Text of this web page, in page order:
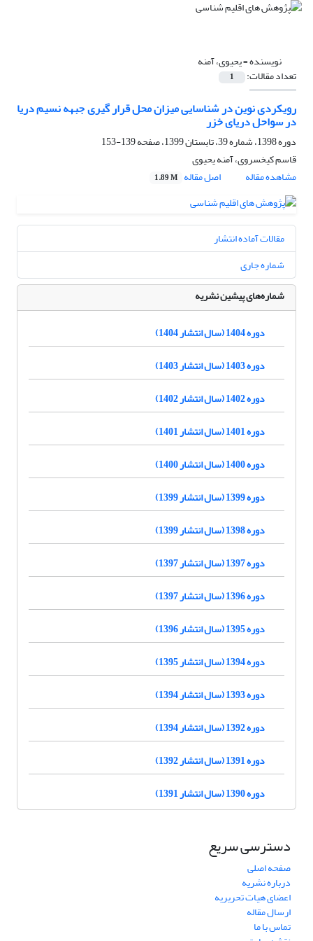
نویسنده =یحیوی، آمنه
تعداد مقالات: 1
رویکردی نوین در شناسایی میزان محل قرار گیری جبهه نسیم دریا
در سواحل دریای خزر
دوره 1398، شماره 39، تابستان 1399، صفحه
139-153
قاسم کیخسروی، آمنه یحیوی
مشاهده مقاله
اصل مقاله 1.89 M
مقالات آماده انتشار
شماره جاری
شماره‌های پیشین نشریه
دوره 1404 (سال انتشار 1404)
دوره 1403 (سال انتشار 1403)
دوره 1402 (سال انتشار 1402)
دوره 1401 (سال انتشار 1401)
دوره 1400 (سال انتشار 1400)
دوره 1399 (سال انتشار 1399)
دوره 1398 (سال انتشار 1399)
دوره 1397 (سال انتشار 1397)
دوره 1396 (سال انتشار 1397)
دوره 1395 (سال انتشار 1396)
دوره 1394 (سال انتشار 1395)
دوره 1393 (سال انتشار 1394)
دوره 1392 (سال انتشار 1394)
دوره 1391 (سال انتشار 1392)
دوره 1390 (سال انتشار 1391)
دسترسی سریع
صفحه اصلی
درباره نشریه
اعضای هیات تحریریه
ارسال مقاله
تماس با ما